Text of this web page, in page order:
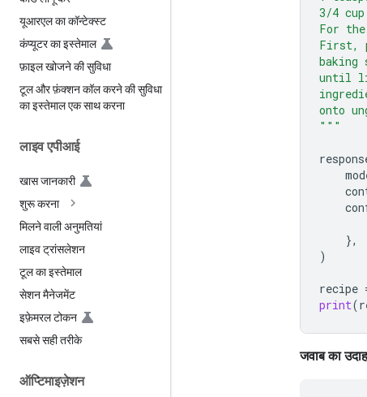
यूआरएल का कॉन्टेक्स्ट
कंप्यूटर का इस्तेमाल
फ़ाइल खोजने की सुविधा
टूल और फ़ंक्शन कॉल करने की सुविधा
का इस्तेमाल एक साथ करना
लाइव एपीआई
खास जानकारी
शुरू करना
मिलने वाली अनुमतियां
लाइव ट्रांसलेशन
टूल का इस्तेमाल
सेशन मैनेजमेंट
इफ़ेमरल टोकन
सबसे सही तरीके
ऑप्टिमाइज़ेशन
3/4
For
First,
baking
until
onto
"""
},
)
recipe
print(
जवाब का